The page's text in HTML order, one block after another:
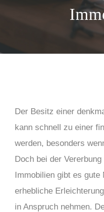
Der Besitz einer
kann schnell zu einer
werden, besonders
Doch bei der
Immobilien gibt es gute
erhebliche
in Anspruch nehmen.